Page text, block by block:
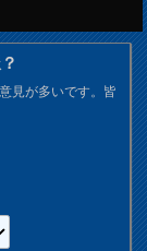
見が多いです。皆